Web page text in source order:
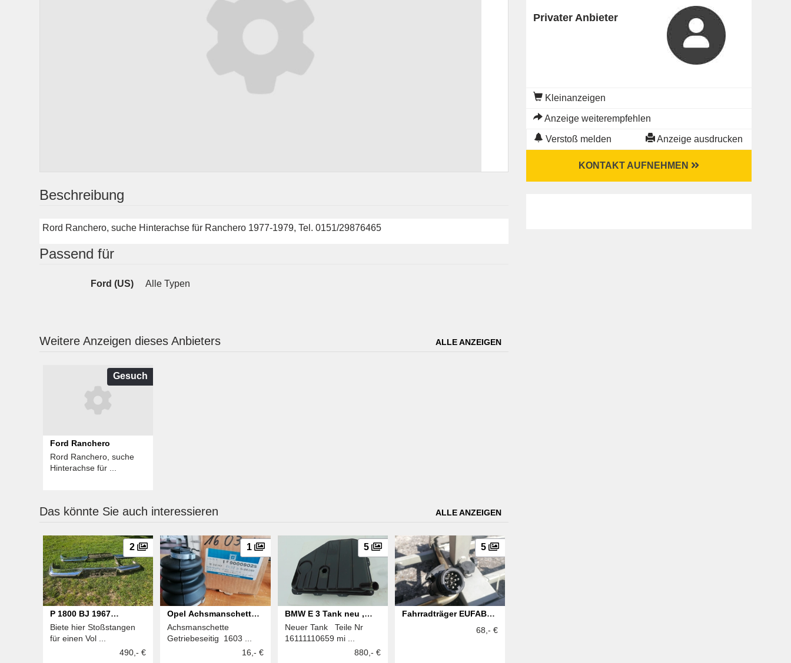
Beschreibung
Rord Ranchero, suche Hinterachse für Ranchero 1977-1979, Tel. 0151/29876465
Passend für
Ford (US) Alle Typen
Weitere Anzeigen dieses Anbieters ALLE ANZEIGEN
Gesuch
Ford Ranchero
Rord Ranchero, suche
Hinterachse für ...
Das könnte Sie auch interessieren ALLE ANZEIGEN
2
P 1800 BJ 1967
Stoßstangen
Biete hier Stoßstangen
für einen Vol ...
490,- €
1
Opel Achsmanschette
Getriebeseitig
Achsmanschette
Getriebeseitig 1603 ...
16,- €
5
BMW E 3 Tank neu ,
Zierleisten neu
Neuer Tank Teile Nr
16111110659 mi ...
880,- €
5
Fahrradträger EUFAB
68,- €
Privater Anbieter
Kleinanzeigen
Anzeige weiterempfehlen
Verstoß melden Anzeige ausdrucken
KONTAKT AUFNEHMEN